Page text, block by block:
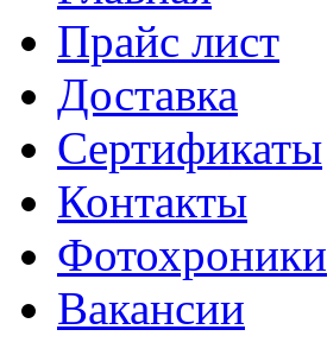
Прайс лист
Доставка
Сертификаты
Контакты
Фотохроники
Вакансии